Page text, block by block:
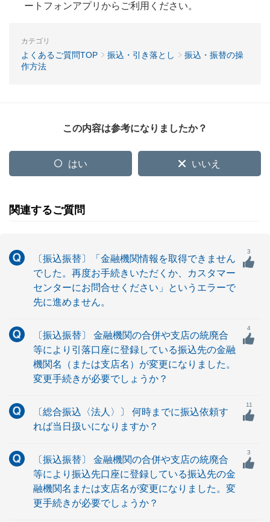
ートフォンアプリからご利用ください。
カテゴリ
よくあるご質問TOP 振込・引き落とし
振込・振替の操
作方法
この内容は参考になりましたか？
はい いいえ
関連するご質問
〔振込振替〕「金融機関情報を取得できません
でした。再度お手続きいただくか、カスタマー
センターにお問合せください」というエラーで
先に進めません。
3
〔振込振替〕 金融機関の合併や支店の統廃合
等により引落口座に登録している振込先の金融
機関名（または支店名）が変更になりました。
変更手続きが必要でしょうか？
4
〔総合振込〈法人〉〕 何時までに振込依頼す
れば当日扱いになりますか？
11
〔振込振替〕 金融機関の合併や支店の統廃合
等により振込先口座に登録している振込先の金
融機関名または支店名が変更になりました。変
更手続きが必要でしょうか？
3